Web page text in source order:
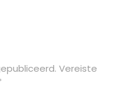
Vereiste